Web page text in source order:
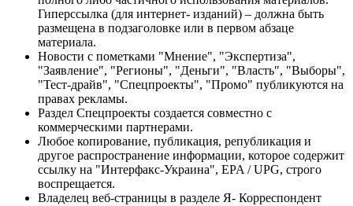
Гиперссылка (для интернет- изданий) – должна быть
размещена в подзаголовке или в первом абзаце
материала.
Новости с пометками "Мнение", "Экспертиза",
"Заявление", "Регионы", "Деньги", "Власть", "Выборы",
"Тест-драйв", "Спецпроекты", "Промо" публикуются на
правах рекламы.
Раздел Спецпроекты создается совместно с
коммерческими партнерами.
Любое копирование, публикация, републикация и
другое распространение информации, которое содержит
ссылку на "Интерфакс-Украина", EPA / UPG, строго
воспрещается.
Владелец веб-страницы в разделе Я- Корреспондент